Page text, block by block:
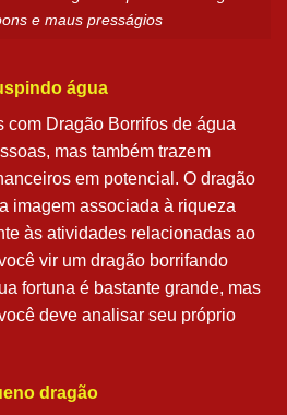
e maus presságios
água
com Dragão Borrifos de água
mas também trazem
em potencial. O dragão
imagem associada à riqueza
às atividades relacionadas ao
vir um dragão borrifando
fortuna é bastante grande, mas
deve analisar seu próprio
dragão